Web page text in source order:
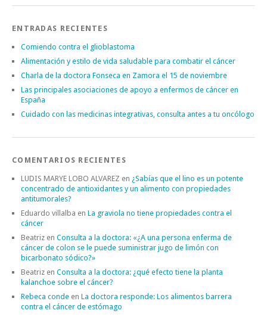
ENTRADAS RECIENTES
Comiendo contra el glioblastoma
Alimentación y estilo de vida saludable para combatir el cáncer
Charla de la doctora Fonseca en Zamora el 15 de noviembre
Las principales asociaciones de apoyo a enfermos de cáncer en
España
Cuidado con las medicinas integrativas, consulta antes a tu oncólogo
COMENTARIOS RECIENTES
LUDIS MARYE LOBO ALVAREZ en ¿Sabías que el lino es un potente
concentrado de antioxidantes y un alimento con propiedades
antitumorales?
Eduardo villalba en La graviola no tiene propiedades contra el
cáncer
Beatriz en Consulta a la doctora: «¿A una persona enferma de
cáncer de colon se le puede suministrar jugo de limón con
bicarbonato sódico?»
Beatriz en Consulta a la doctora: ¿qué efecto tiene la planta
kalanchoe sobre el cáncer?
Rebeca conde en La doctora responde: Los alimentos barrera
contra el cáncer de estómago